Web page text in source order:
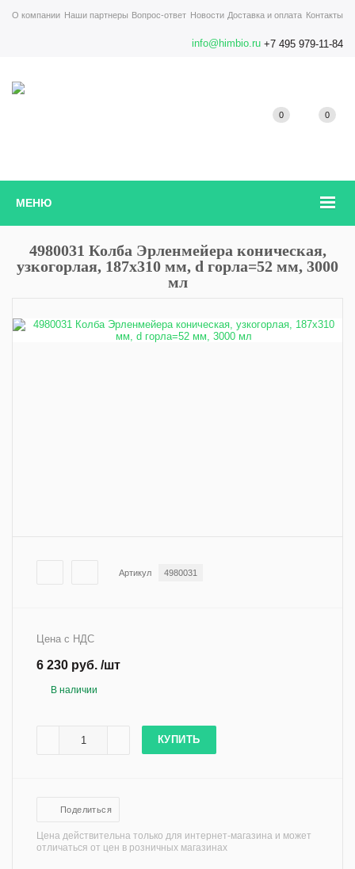
О компании Наши партнеры Вопрос-ответ Новости Доставка и оплата Контакты
info@himbio.ru +7 495 979-11-84
МЕНЮ
0 0
4980031 Колба Эрленмейера коническая,
узкогорлая, 187х310 мм, d горла=52 мм, 3000
мл
Артикул 4980031
Цена с НДС
6 230 руб. /шт
В наличии
КУПИТЬ
Поделиться
Цена действительна только для интернет-магазина и может
отличаться от цен в розничных магазинах